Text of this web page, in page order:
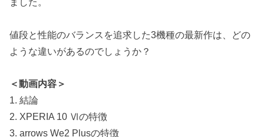
値段と性能のバランスを追求した3機種の最新作は、どの
ような違いがあるのでしょうか？
＜動画内容＞
1. 結論
2. XPERIA 10 Ⅵの特徴
3. arrows We2 Plusの特徴